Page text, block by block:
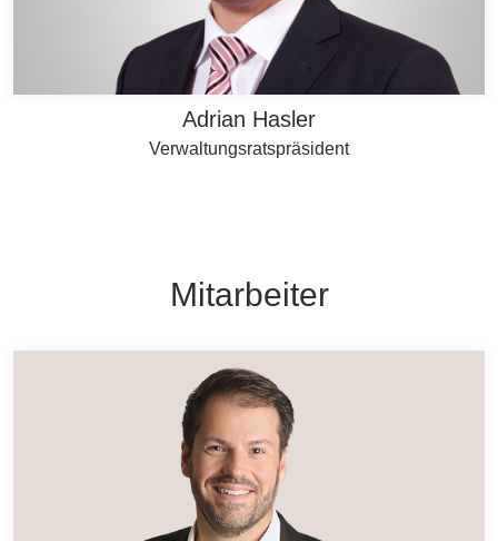
Adrian Hasler
Verwaltungsratspräsident
Mitarbeiter